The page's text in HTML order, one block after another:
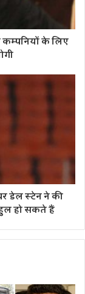
कम्पनियों के लिए
डेल स्टेन ने की
हो सकते हैं